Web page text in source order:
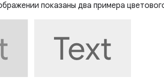
показаны два примера